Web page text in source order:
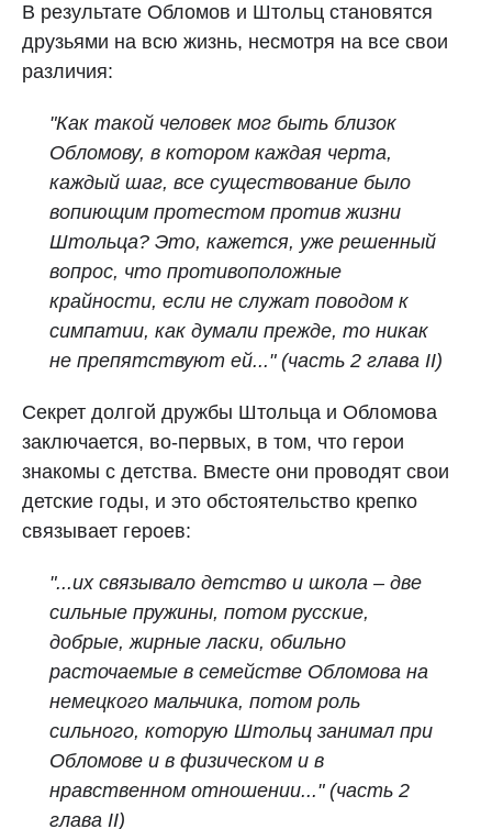
В результате Обломов и Штольц становятся
друзьями на всю жизнь, несмотря на все свои
различия:
"Как такой человек мог быть близок
Обломову, в котором каждая черта,
каждый шаг, все существование было
вопиющим протестом против жизни
Штольца? Это, кажется, уже решенный
вопрос, что противоположные
крайности, если не служат поводом к
симпатии, как думали прежде, то никак
не препятствуют ей..." (часть 2 глава II)
Секрет долгой дружбы Штольца и Обломова
заключается, во-первых, в том, что герои
знакомы с детства. Вместе они проводят свои
детские годы, и это обстоятельство крепко
связывает героев:
"...их связывало детство и школа – две
сильные пружины, потом русские,
добрые, жирные ласки, обильно
расточаемые в семействе Обломова на
немецкого мальчика, потом роль
сильного, которую Штольц занимал при
Обломове и в физическом и в
нравственном отношении..." (часть 2
глава II)